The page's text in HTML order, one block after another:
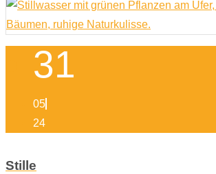
31
05
24
Stille